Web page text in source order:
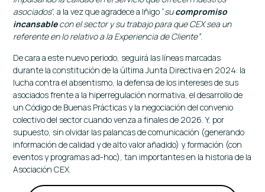
asociados”, a la vez que agradece a Iñigo “sucompromiso
incansablecon el sector y su trabajo para que CEX sea un
referente en lo relativo a la Experiencia de Cliente”.
De cara a este nuevo periodo, seguirá las líneas marcadas
durante la constitución de la última Junta Directiva en 2024: la
lucha contra el absentismo, la defensa de los intereses de sus
asociados frente a la hiperregulación normativa, el desarrollo de
un Código de Buenas Prácticas y la negociación del convenio
colectivo del sector cuando venza a finales de 2026. Y, por
supuesto, sin olvidar las palancas de comunicación (generando
información de calidad y de alto valor añadido) y formación (con
eventos y programas ad-hoc), tan importantes en la historia de la
Asociación CEX.